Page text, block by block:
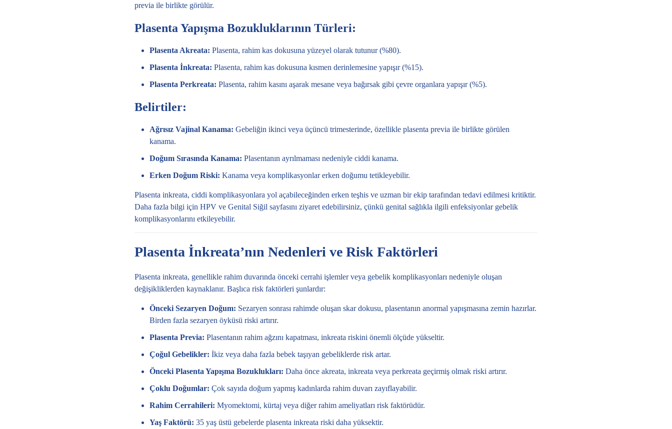
previa ile birlikte görülür.
Plasenta Yapışma Bozukluklarının Türleri:
Plasenta Akreata: Plasenta, rahim kas dokusuna yüzeyel olarak tutunur (%80).
Plasenta İnkreata: Plasenta, rahim kas dokusuna kısmen derinlemesine yapışır (%15).
Plasenta Perkreata: Plasenta, rahim kasını aşarak mesane veya bağırsak gibi çevre organlara yapışır (%5).
Belirtiler:
Ağrısız Vajinal Kanama: Gebeliğin ikinci veya üçüncü trimesterinde, özellikle plasenta previa ile birlikte görülen
kanama.
Doğum Sırasında Kanama: Plasentanın ayrılmaması nedeniyle ciddi kanama.
Erken Doğum Riski: Kanama veya komplikasyonlar erken doğumu tetikleyebilir.
Plasenta inkreata, ciddi komplikasyonlara yol açabileceğinden erken teşhis ve uzman bir ekip tarafından tedavi edilmesi kritiktir.
Daha fazla bilgi için HPV ve Genital Siğil sayfasını ziyaret edebilirsiniz, çünkü genital sağlıkla ilgili enfeksiyonlar gebelik
komplikasyonlarını etkileyebilir.
Plasenta İnkreata’nın Nedenleri ve Risk Faktörleri
Plasenta inkreata, genellikle rahim duvarında önceki cerrahi işlemler veya gebelik komplikasyonları nedeniyle oluşan
değişikliklerden kaynaklanır. Başlıca risk faktörleri şunlardır:
Önceki Sezaryen Doğum: Sezaryen sonrası rahimde oluşan skar dokusu, plasentanın anormal yapışmasına zemin hazırlar.
Birden fazla sezaryen öyküsü riski artırır.
Plasenta Previa: Plasentanın rahim ağzını kapatması, inkreata riskini önemli ölçüde yükseltir.
Çoğul Gebelikler: İkiz veya daha fazla bebek taşıyan gebeliklerde risk artar.
Önceki Plasenta Yapışma Bozuklukları: Daha önce akreata, inkreata veya perkreata geçirmiş olmak riski artırır.
Çoklu Doğumlar: Çok sayıda doğum yapmış kadınlarda rahim duvarı zayıflayabilir.
Rahim Cerrahileri: Myomektomi, kürtaj veya diğer rahim ameliyatları risk faktörüdür.
Yaş Faktörü: 35 yaş üstü gebelerde plasenta inkreata riski daha yüksektir.